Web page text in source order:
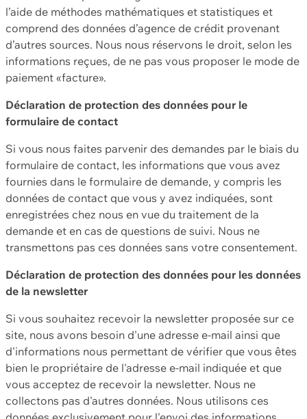
l’aide de méthodes mathématiques et statistiques et
comprend des données d’agence de crédit provenant
d’autres sources. Nous nous réservons le droit, selon les
informations reçues, de ne pas vous proposer le mode de
paiement «facture».
Déclaration de protection des données pour le
formulaire de contact
Si vous nous faites parvenir des demandes par le biais du
formulaire de contact, les informations que vous avez
fournies dans le formulaire de demande, y compris les
données de contact que vous y avez indiquées, sont
enregistrées chez nous en vue du traitement de la
demande et en cas de questions de suivi. Nous ne
transmettons pas ces données sans votre consentement.
Déclaration de protection des données pour les données
de la newsletter
Si vous souhaitez recevoir la newsletter proposée sur ce
site, nous avons besoin d'une adresse e-mail ainsi que
d'informations nous permettant de vérifier que vous êtes
bien le propriétaire de l'adresse e-mail indiquée et que
vous acceptez de recevoir la newsletter. Nous ne
collectons pas d'autres données. Nous utilisons ces